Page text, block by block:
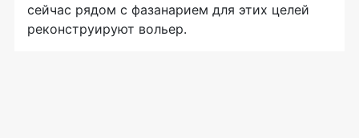
сейчас рядом с фазанарием для этих целей
реконструируют вольер.